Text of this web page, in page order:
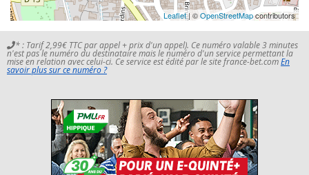
Leaflet| ©OpenStreetMapcontributors
* : Tarif 2,99€ TTC par appel + prix d'un appel). Ce numéro valable 3 minutes
n'est pas le numéro du destinataire mais le numéro d'un service permettant la
mise en relation avec celui-ci. Ce service est édité par le site france-bet.comEn
savoir plus sur ce numéro ?